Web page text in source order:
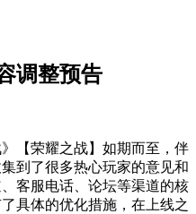
调整预告
【荣耀之战】如期而至，伴
到了很多热心玩家的意见和
客服电话、论坛等渠道的核
具体的优化措施，在上线之